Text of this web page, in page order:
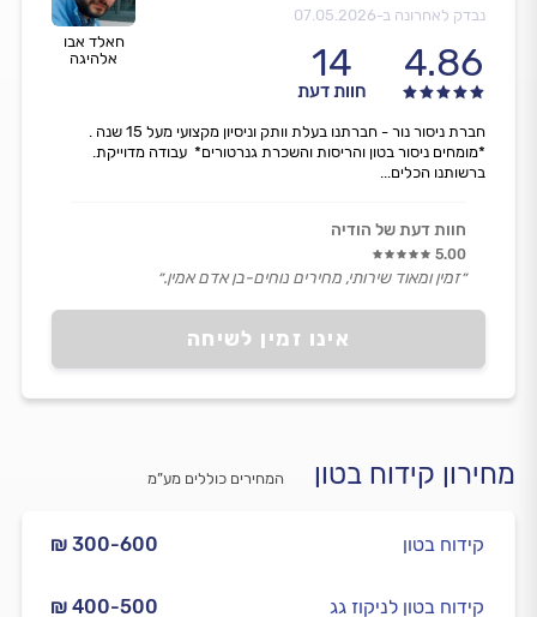
חאלד אבו
אלהיגה
נבדק לאחרונה ב-07.05.2026
4.86
14
חוות דעת
אינו זמין לשיחה
חברת ניסור נור - חברתנו בעלת וותק וניסיון מקצועי מעל 15 שנה .
*מומחים ניסור בטון והריסות והשכרת גנרטורים* עבודה מדוייקת.
ברשותנו הכלים...
חוות דעת של הודיה
5.00
״זמין ומאוד שירותי, מחירים נוחים-בן אדם אמין.״
מחירון קידוח בטון המחירים כוללים מע”מ
₪ 300-600 קידוח בטון
₪ 400-500 קידוח בטון לניקוז גג